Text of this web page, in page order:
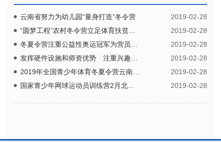
云南省努力为幼儿园“量身打造”冬令营
2019-02-28
2019-02-28
2019-02-28
2019-02-28
2019-02-28
2019-02-28